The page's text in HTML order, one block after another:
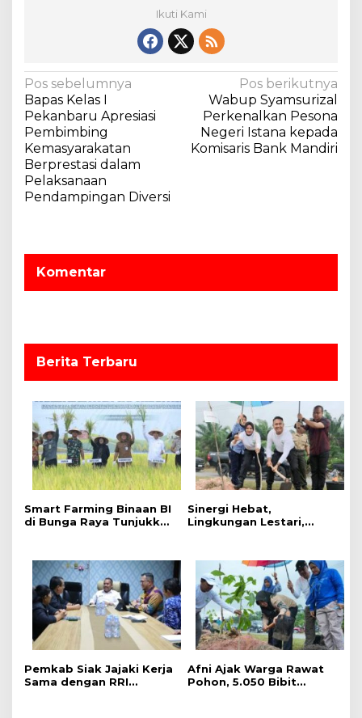
Ikuti Kami
N
a
v
i
g
a
p
o
Pos sebelumnya
Bapas Kelas I
Pekanbaru Apresiasi
Pembimbing
Kemasyarakatan
Berprestasi dalam
Pelaksanaan
Pendampingan Diversi
Pos berikutnya
Wabup Syamsurizal
Perkenalkan Pesona
Negeri Istana kepada
Komisaris Bank Mandiri
Komentar
Berita Terbaru
Smart Farming Binaan BI
di Bunga Raya Tunjukkan
Sinergi Hebat,
Lingkungan Lestari,
Serentak ,Kapolres : Kita
Menanam Masa Depan
dan Harapan
Pemkab Siak Jajaki Kerja
Sama dengan RRI
Afni Ajak Warga Rawat
Pohon, 5.050 Bibit